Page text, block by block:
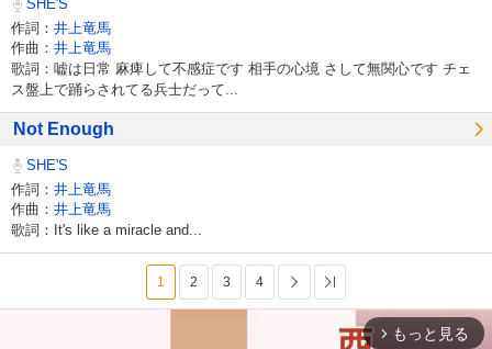
SHE'S
作詞： 井上竜馬
作曲： 井上竜馬
歌詞：嘘は日常 麻痺して不感症です 相手の心境 さして無関心です チェ
ス盤上で踊らされてる兵士だって...
Not Enough
SHE'S
作詞： 井上竜馬
作曲： 井上竜馬
歌詞：It's like a miracle and...
1 2 3 4 次へ
arrow_forward_ios もっと見る